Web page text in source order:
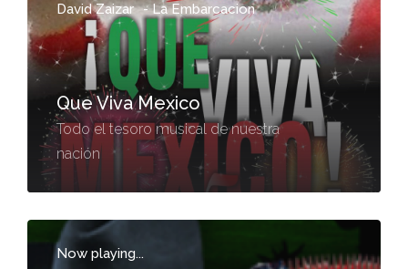
David Zaizar -La Embarcacion
Que Viva Mexico
Todo el tesoro musical de nuestra
nación
Now playing...